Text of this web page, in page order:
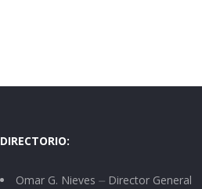
DIRECTORIO:
Omar G. Nieves ⏤ Director General